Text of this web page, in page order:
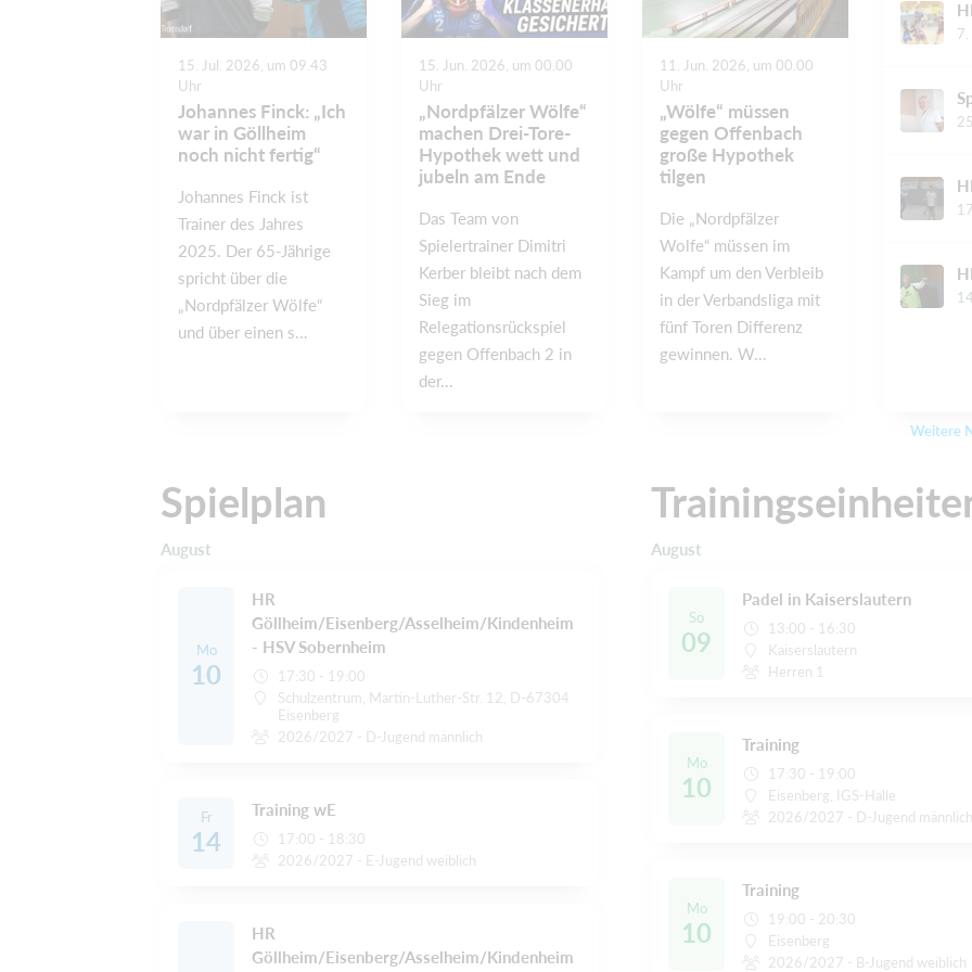
15. Jul. 2026, um 09.43
Uhr
Johannes Finck: „Ich
war in Göllheim
noch nicht fertig“
Johannes Finck ist
Trainer des Jahres
2025. Der 65-Jährige
spricht über die
„Nordpfälzer Wölfe“
und über einen s...
15. Jun. 2026, um 00.00
Uhr
„Nordpfälzer Wölfe“
machen Drei-Tore-
Hypothek wett und
jubeln am Ende
Das Team von
Spielertrainer Dimitri
Kerber bleibt nach dem
Sieg im
Relegationsrückspiel
gegen Offenbach 2 in
der...
11. Jun. 2026, um 00.00
Uhr
„Wölfe“ müssen
gegen Offenbach
große Hypothek
tilgen
Die „Nordpfälzer
Wolfe“ müssen im
Kampf um den Verbleib
in der Verbandsliga mit
fünf Toren Differenz
gewinnen. W...
Weitere
Spielplan
August
Mo
10
HR
Göllheim/Eisenberg/Asselheim/Kindenheim
- HSV Sobernheim
17:30 - 19:00
Schulzentrum, Martin-Luther-Str. 12, D-67304
Eisenberg
2026/2027 - D-Jugend männlich
Fr
14
Training wE
17:00 - 18:30
2026/2027 - E-Jugend weiblich
HR
Göllheim/Eisenberg/Asselheim/Kindenheim
August
So
09
Padel in Kaiserslautern
13:00 - 16:30
Kaiserslautern
Herren 1
Mo
10
Training
17:30 - 19:00
Eisenberg, IGS-Halle
2026/2027 - D-Jugend
Mo
10
Training
19:00 - 20:30
Eisenberg
2026/2027 - B-Jugend weiblich